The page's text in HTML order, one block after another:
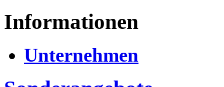
Informationen
Unternehmen